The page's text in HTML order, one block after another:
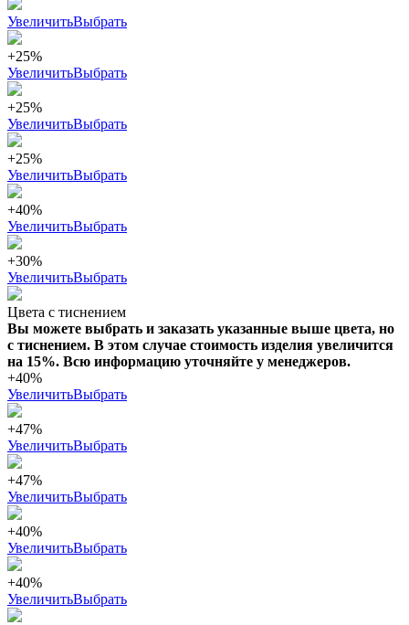
УвеличитьВыбрать
+25%
УвеличитьВыбрать
+25%
УвеличитьВыбрать
+25%
УвеличитьВыбрать
+40%
УвеличитьВыбрать
+30%
УвеличитьВыбрать
Цвета с тиснением
Вы можете выбрать и заказать указанные выше цвета, но
с тиснением. В этом случае стоимость изделия увеличится
на 15%. Всю информацию уточняйте у менеджеров.
+40%
УвеличитьВыбрать
+47%
УвеличитьВыбрать
+47%
УвеличитьВыбрать
+40%
УвеличитьВыбрать
+40%
УвеличитьВыбрать